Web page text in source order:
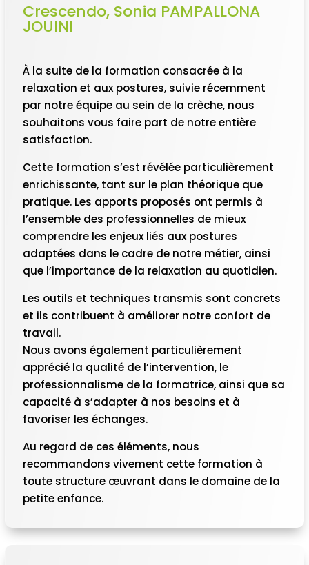
Crescendo, Sonia PAMPALLONA
JOUINI
À la suite de la formation consacrée à la
relaxation et aux postures, suivie récemment
par notre équipe au sein de la crèche, nous
souhaitons vous faire part de notre entière
satisfaction.
Cette formation s’est révélée particulièrement
enrichissante, tant sur le plan théorique que
pratique. Les apports proposés ont permis à
l’ensemble des professionnelles de mieux
comprendre les enjeux liés aux postures
adaptées dans le cadre de notre métier, ainsi
que l’importance de la relaxation au quotidien.
Les outils et techniques transmis sont concrets
et ils contribuent à améliorer notre confort de
travail.
Nous avons également particulièrement
apprécié la qualité de l’intervention, le
professionnalisme de la formatrice, ainsi que sa
capacité à s’adapter à nos besoins et à
favoriser les échanges.
Au regard de ces éléments, nous
recommandons vivement cette formation à
toute structure œuvrant dans le domaine de la
petite enfance.